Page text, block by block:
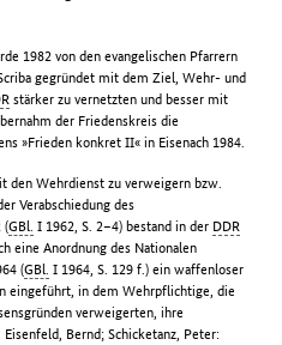
1982 von den evangelischen Pfarrern
gegründet mit dem Ziel, Wehr- und
stärker zu vernetzten und besser mit
der Friedenskreis die
»Frieden konkret II« in Eisenach 1984.
den Wehrdienst zu verweigern bzw.
Verabschiedung des
(GBl. I 1962, S. 2–4) bestand in der DDR
eine Anordnung des Nationalen
(GBl. I 1964, S. 129 f.) ein waffenloser
eingeführt, in dem Wehrpflichtige, die
verweigerten, ihre
Bernd; Schicketanz, Peter: